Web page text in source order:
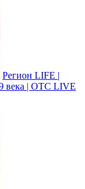
Регион LIFE |
века | ОТС LIVE